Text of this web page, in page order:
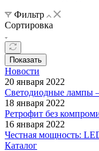
Фильтр
Сортировка
Показать
Новости
20 января 2022
Светодиодные лампы
18 января 2022
Ретрофит без
16 января 2022
Честная мощность:
Каталог